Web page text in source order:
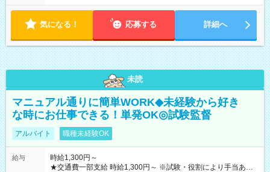
気になる！ 応募する 詳細へ
未読
マニュアル通りに簡単WORK◆未経験から好き
な時にお仕事できる！単発OK◎試験監督
アルバイト 職種未経験OK
給与
時給1,300円～
★交通費一部支給 時給1,300円～ ※試験・役割により手当あり